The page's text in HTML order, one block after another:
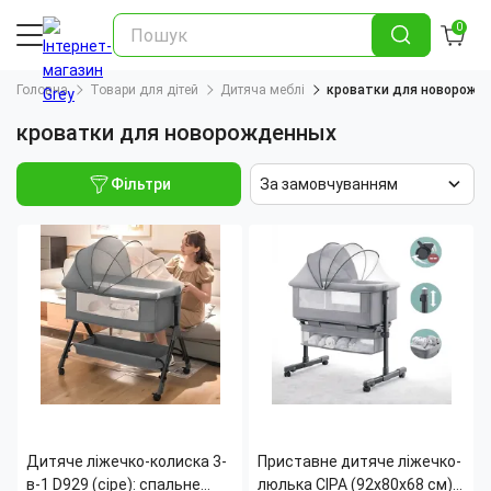
0
Головна Товари для дітей Дитяча меблі кроватки для
кроватки для новорожденных
Фільтри За замовчуванням
Дитяче ліжечко-колиска 3-
в-1 D929 (сіре): спальне
Приставне дитяче ліжечко-
люлька СІРА (92х80х68 см) з